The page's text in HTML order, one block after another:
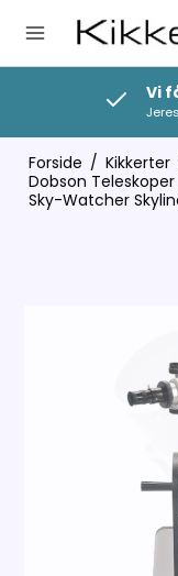
Vi
Forside / Kikkerter
Dobson Teleskoper
Sky-Watcher